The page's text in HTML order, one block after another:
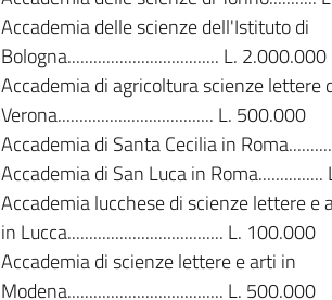
Accademia delle scienze dell'Istituto di
Bologna................................... L. 2.000.000
Accademia di agricoltura scienze lettere
Verona.................................... L. 500.000
Accademia di Santa Cecilia in
Accademia di San Luca in
Accademia lucchese di scienze lettere e
in Lucca.................................... L. 100.000
Accademia di scienze lettere e arti in
Modena.................................... L. 500.000